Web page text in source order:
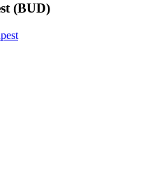
(BUD)